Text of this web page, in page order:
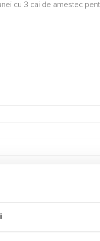
cu 3 cai de amestec